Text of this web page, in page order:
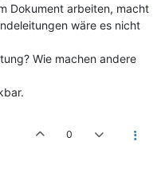
Dokument arbeiten, macht
wäre es nicht
Wie machen andere
0